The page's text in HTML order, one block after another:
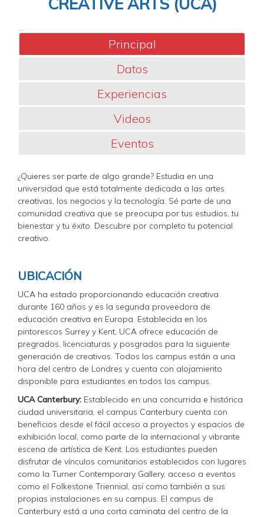
Principal
Datos
Experiencias
Videos
Eventos
¿Quieres ser parte de algo grande? Estudia en una
universidad que está totalmente dedicada a las artes
creativas, los negocios y la tecnología. Sé parte de una
comunidad creativa que se preocupa por tus estudios, tu
bienestar y tu éxito. Descubre por completo tu potencial
creativo.
UBICACIÓN
UCA ha estado proporcionando educación creativa
durante 160 años y es la segunda proveedora de
educación creativa en Europa. Establecida en los
pintorescos Surrey y Kent, UCA ofrece educación de
pregrados, licenciaturas y posgrados para la siguiente
generación de creativos. Todos los campus están a una
hora del centro de Londres y cuenta con alojamiento
disponible para estudiantes en todos los campus.
UCA Canterbury: Establecido en una concurrida e histórica
ciudad universitaria, el campus Canterbury cuenta con
beneficios desde el fácil acceso a proyectos y espacios de
exhibición local, como parte de la internacional y vibrante
escena de artística de Kent. Los estudiantes pueden
disfrutar de vínculos comunitarios establecidos con lugares
como la Turner Contemporary Gallery, acceso a eventos
como el Folkestone Triennial, así como también a sus
propias instalaciones en su campus. El campus de
Canterbury está a una corta caminata del centro de la